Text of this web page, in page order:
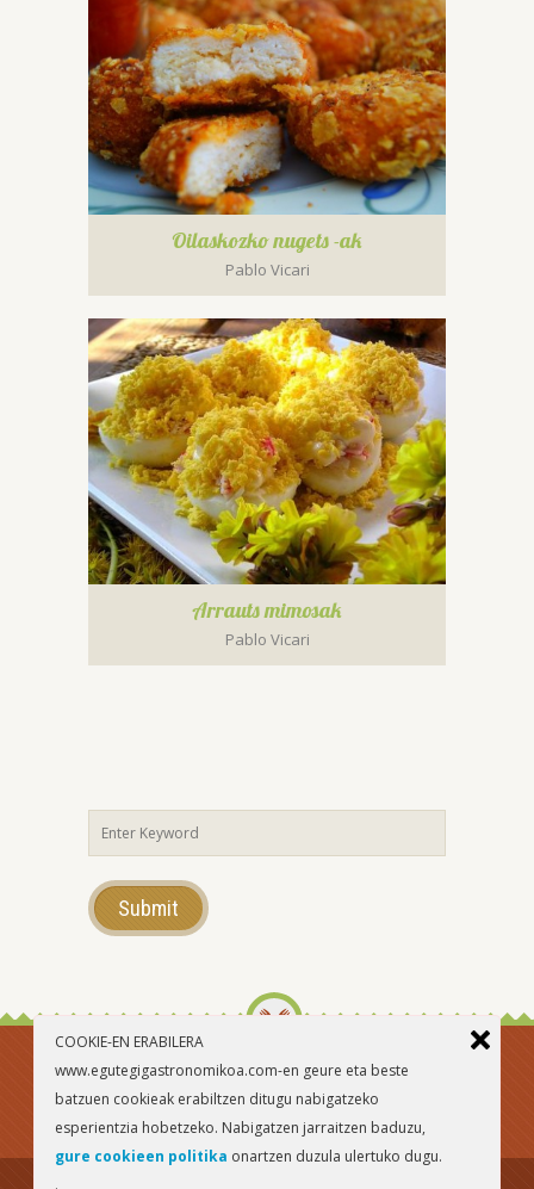
Oilaskozko nugets -ak
Pablo Vicari
Arrauts mimosak
Pablo Vicari
COOKIE-EN ERABILERA
www.egutegigastronomikoa.com-en geure eta beste
batzuen cookieak erabiltzen ditugu nabigatzeko
esperientzia hobetzeko. Nabigatzen jarraitzen baduzu,
gure cookieen politika onartzen duzula ulertuko dugu.
.